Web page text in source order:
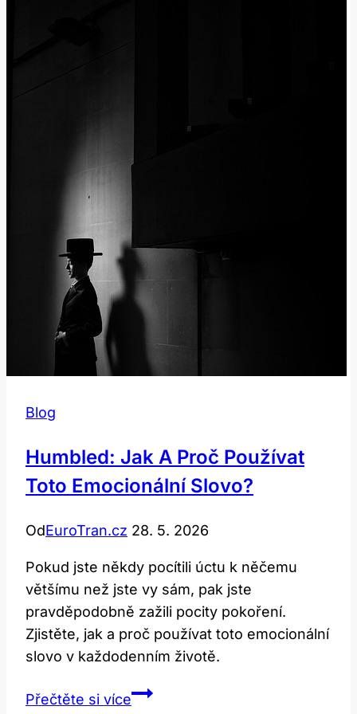
Blog
Humbled: Jak A Proč Používat
Toto Emocionální Slovo?
OdEuroTran.cz 28. 5. 2026
Pokud jste někdy pocítili úctu k něčemu
většímu než jste vy sám, pak jste
pravděpodobně zažili pocity pokoření.
Zjistěte, jak a proč používat toto emocionální
slovo v každodenním životě.
Přečtěte si víceHumbled: